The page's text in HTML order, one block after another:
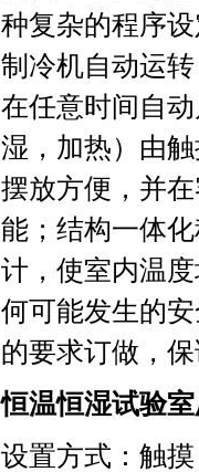
种复杂的程序设定
制冷机自动运转
在任意时间自动启
湿，加热）
摆放方便，并
能；结构一
计，使室内温
何可能发生的安
的要求订做，保
恒温恒湿试验
设置方式：触摸